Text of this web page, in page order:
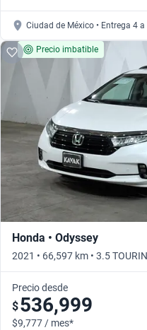
Ciudad de México • Entrega 4
Precio imbatible
Honda • Odyssey
2021 • 66,597 km • 3.5
Precio desde
$536,999
$9,777 / mes*